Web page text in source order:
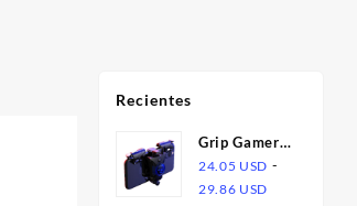
Recientes
Grip Gamer
Alloy Pro |
Gatillos de
24.05 USD -
29.86 USD